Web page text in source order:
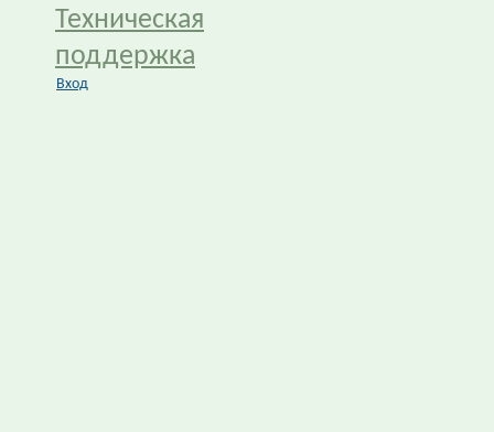
Техническая
поддержка
Вход